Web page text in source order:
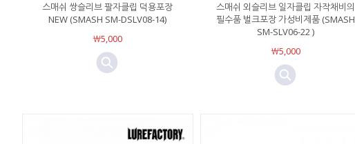
스매쉬 쌍슬리브 팔자클립 덕용포장
NEW (SMASH SM-DSLV08-14)
￦5,000
스매쉬 외슬리브 일자클립 자작채비의
필수품 벌크포장 가성비제품 (SMASH
SM-SLV06-22 )
￦5,000